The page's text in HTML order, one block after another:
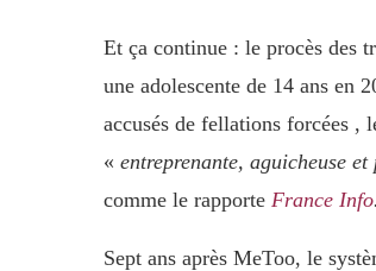
Et ça continue : le procès des
une adolescente de 14 ans en
accusés de fellations forcées ,
« entreprenante, aguicheuse et
comme le rapporte France Info.
Sept ans après MeToo, le